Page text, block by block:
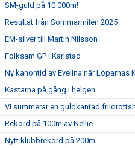
SM-guld på 10 000m!
Resultat från Sommarmilen 2025
EM-silver till Martin Nilsson
Folksam GP i Karlstad
Ny kanontid av Evelina när Löparnas
Kastarna på gång i helgen
Vi summerar en guldkantad
Rekord på 100m av Nellie
Nytt klubbrekord på 200m